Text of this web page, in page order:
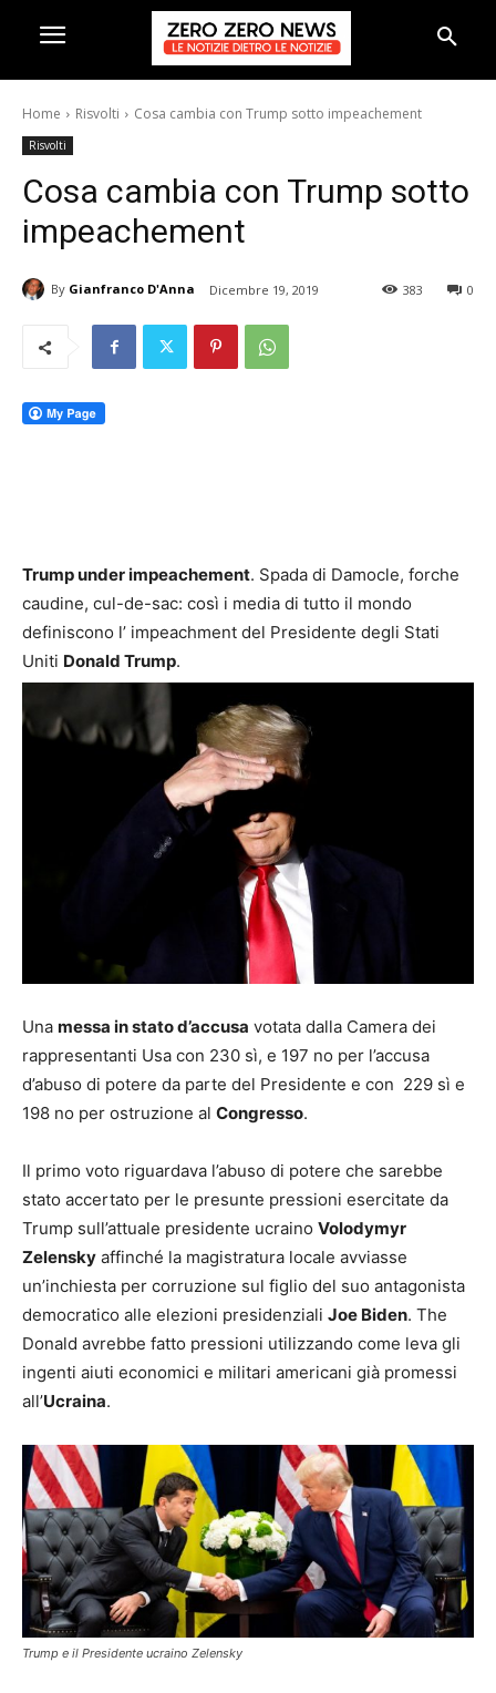
Home Risvolti Cosa cambia con Trump sotto impeachement
Risvolti
Cosa cambia con Trump sotto
impeachement
By Gianfranco D'Anna Dicembre 19, 2019 0
383
Trump under impeachement. Spada di Damocle, forche
caudine, cul-de-sac: così i media di tutto il mondo
definiscono l’ impeachment del Presidente degli Stati
Uniti Donald Trump.
Una messa in stato d’accusa votata dalla Camera dei
rappresentanti Usa con 230 sì, e 197 no per l’accusa
d’abuso di potere da parte del Presidente e con 229 sì e
198 no per ostruzione al Congresso.
Il primo voto riguardava l’abuso di potere che sarebbe
stato accertato per le presunte pressioni esercitate da
Trump sull’attuale presidente ucraino Volodymyr
Zelensky affinché la magistratura locale avviasse
un’inchiesta per corruzione sul figlio del suo antagonista
democratico alle elezioni presidenziali Joe Biden. The
Donald avrebbe fatto pressioni utilizzando come leva gli
ingenti aiuti economici e militari americani già promessi
all’Ucraina.
Trump e il Presidente ucraino Zelensky